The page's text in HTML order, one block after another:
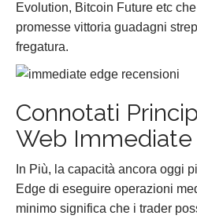
Evolution, Bitcoin Future etc
promesse vittoria guadagni
fregatura.
Connotati
Web Immediate
In Più, la capacità ancora oggi
Edge di eseguire operazioni
minimo significa che i trader